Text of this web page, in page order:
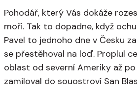
Pohodář, který Vás dokáže
moři. Tak to dopadne, když
Pavel to jednoho dne v Česku
se přestěhoval na loď. Proplul
oblast od severní Ameriky až
zamiloval do souostroví San